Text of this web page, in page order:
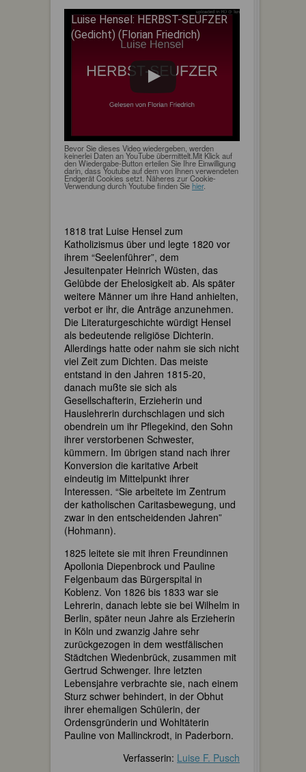
Luise Hensel: HERBST-SEUFZER
(Gedicht) (Florian Friedrich)
Bevor Sie dieses Video wiedergeben, werden
keinerlei Daten an YouTube übermittelt.Mit Klick auf
den Wiedergabe-Button erteilen Sie Ihre Einwilligung
darin, dass Youtube auf dem von Ihnen verwendeten
Endgerät Cookies setzt. Näheres zur Cookie-
Verwendung durch Youtube finden Siehier.
1818 trat Luise Hensel zum
Katholizismus über und legte 1820 vor
ihrem “Seelenführer”, dem
Jesuitenpater Heinrich Wüsten, das
Gelübde der Ehelosigkeit ab. Als später
weitere Männer um ihre Hand anhielten,
verbot er ihr, die Anträge anzunehmen.
Die Literaturgeschichte würdigt Hensel
als bedeutende religiöse Dichterin.
Allerdings hatte oder nahm sie sich nicht
viel Zeit zum Dichten. Das meiste
entstand in den Jahren 1815-20,
danach mußte sie sich als
Gesellschafterin, Erzieherin und
Hauslehrerin durchschlagen und sich
obendrein um ihr Pflegekind, den Sohn
ihrer verstorbenen Schwester,
kümmern. Im übrigen stand nach ihrer
Konversion die karitative Arbeit
eindeutig im Mittelpunkt ihrer
Interessen. “Sie arbeitete im Zentrum
der katholischen Caritasbewegung, und
zwar in den entscheidenden Jahren”
(Hohmann).
1825 leitete sie mit ihren Freundinnen
Apollonia Diepenbrock und Pauline
Felgenbaum das Bürgerspital in
Koblenz. Von 1826 bis 1833 war sie
Lehrerin, danach lebte sie bei Wilhelm in
Berlin, später neun Jahre als Erzieherin
in Köln und zwanzig Jahre sehr
zurückgezogen in dem westfälischen
Städtchen Wiedenbrück, zusammen mit
Gertrud Schwenger. Ihre letzten
Lebensjahre verbrachte sie, nach einem
Sturz schwer behindert, in der Obhut
ihrer ehemaligen Schülerin, der
Ordensgründerin und Wohltäterin
Pauline von Mallinckrodt, in Paderborn.
Verfasserin: Luise F. Pusch